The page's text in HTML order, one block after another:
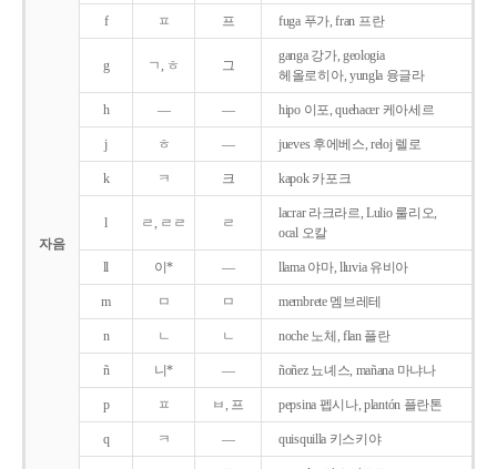
자음
f ㅍ 프 fuga 푸가, fran 프란
g ㄱ, ㅎ 그
ganga 강가, geologia
헤올로히아, yungla 융글라
h ― ― hipo 이포, quehacer 케아세르
j ㅎ ― jueves 후에베스, reloj 렐로
k ㅋ 크 kapok 카포크
l ㄹ, ㄹㄹ ㄹ
lacrar 라크라르, Lulio 룰리오,
ocal 오칼
ll 이* ― llama 야마, lluvia 유비아
m ㅁ ㅁ membrete 멤브레테
n ㄴ ㄴ noche 노체, flan 플란
ñ 니* ― ñoñez 뇨녜스, mañana 마냐나
p ㅍ ㅂ, 프 pepsina 펩시나, plantón 플란톤
q ㅋ ― quisquilla 키스키야